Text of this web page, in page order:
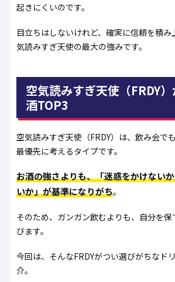
起きにくいのです。
目立ちはしないけれど、確実に信頼を積み
気読みすぎ天使の最大の強みです。
空気読みすぎ天使（FRDY
酒TOP3
空気読みすぎ天使（FRDY）は、飲み会で
最優先に考えるタイプです。
お酒の強さよりも、「迷惑をかけない
いか」が基準になりがち。
そのため、ガンガン飲むよりも、自分を
びます。
今回は、そんなFRDYがつい選びがちなド
介。